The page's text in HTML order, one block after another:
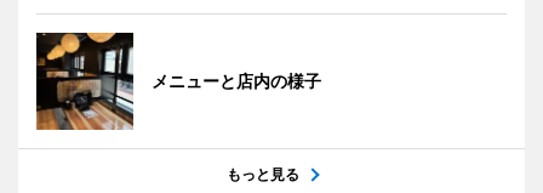
メニューと店内の様子
もっと見る